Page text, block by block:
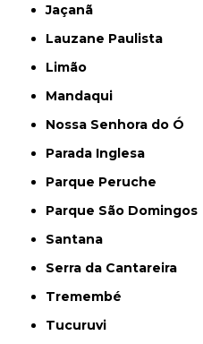
Jaçanã
Lauzane Paulista
Limão
Mandaqui
Nossa Senhora do Ó
Parada Inglesa
Parque Peruche
Parque São Domingos
Santana
Serra da Cantareira
Tremembé
Tucuruvi